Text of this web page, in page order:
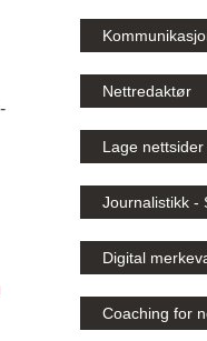
Nettredaktør
Lage
Journalistikk -
Digital
Coaching for